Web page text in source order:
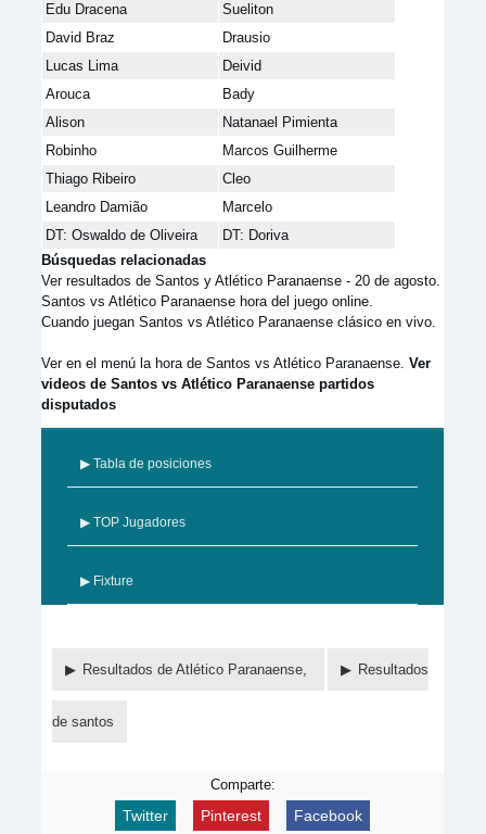
Edu Dracena
Sueliton
David Braz
Drausio
Lucas Lima
Deivid
Arouca
Bady
Alison
Natanael Pimienta
Robinho
Marcos Guilherme
Thiago Ribeiro
Cleo
Leandro Damião
Marcelo
DT: Oswaldo de Oliveira
DT: Doriva
Búsquedas relacionadas
Ver resultados de Santos y Atlético Paranaense - 20 de agosto.
Santos vs Atlético Paranaense hora del juego online.
Cuando juegan Santos vs Atlético Paranaense clásico en vivo.
Ver en el menú la hora de Santos vs Atlético Paranaense. Ver
videos de Santos vs Atlético Paranaense partidos
disputados
▶ Tabla de posiciones
▶ TOP Jugadores
▶ Fixture
Resultados de Atlético Paranaense, Resultados
de santos
Comparte:
Twitter Pinterest Facebook